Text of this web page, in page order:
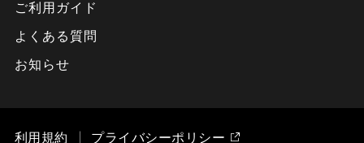
ご利用ガイド
よくある質問
お知らせ
利用規約 プライバシーポリシー